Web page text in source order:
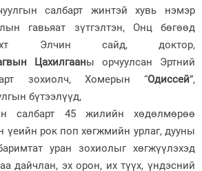
салбарт жинтэй хувь нэмэр
гавьяат зүтгэлтэн, Онц бөгөөд
Элчин сайд, доктор,
Цахилгааны орчуулсан Эртний
зохиолч, Хомерын “Одиссей”,
бүтээлүүд,
салбарт 45 жилийн хөдөлмөрөө
үеийн рок поп хөгжмийн урлаг, дууны
уран зохиолыг хөгжүүлэхэд
дайчлан, эх орон, их түүх, үндэсний